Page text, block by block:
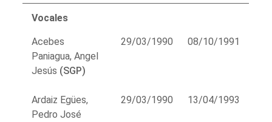
Vocales
Acebes
Paniagua, Angel
Jesús (SGP)
29/03/1990 08/10/1991
Ardaiz Egües,
Pedro José
29/03/1990 13/04/1993